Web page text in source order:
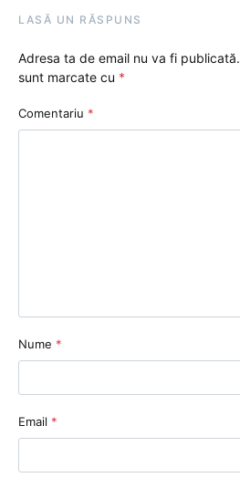
LASĂ UN RĂSPUNS
Adresa ta de email nu va fi publicată.
sunt marcate cu *
Comentariu *
Nume *
Email *